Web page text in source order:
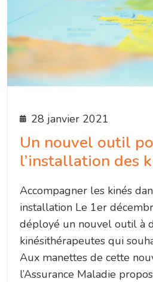
28 janvier 2021
Un nouvel outil
l’installation des
Accompagner les kinés
installation Le 1er
déployé un nouvel outil à
kinésithérapeutes qui
Aux manettes de cette
l’Assurance Maladie